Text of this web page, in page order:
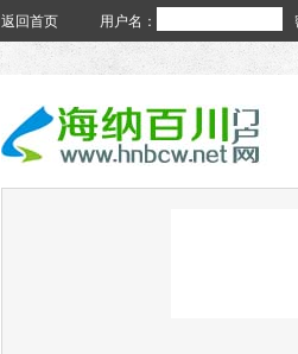
返回首页 用户名：